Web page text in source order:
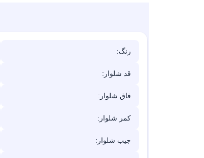
رنگ:
قد شلوار:
فاق شلوار:
کمر شلوار:
جیب شلوار: